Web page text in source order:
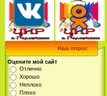
Наш опрос
Оцените мой сайт
Отлично
Хорошо
Неплохо
Плохо